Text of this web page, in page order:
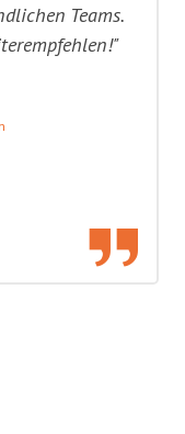
Teams.